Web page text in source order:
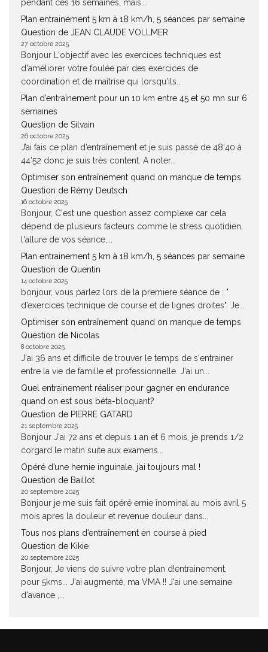
pendant ces 16 semaines, mais...
Plan entrainement 5 km à 18 km/h, 5 séances par semaine
Question de JEAN CLAUDE VOLLMER
27 octobre 2025
Bonjour L'objectif avec les exercices techniques est
d'améliorer votre foulée par des exercices de
coordination et de maîtrise qui lorsqu'ils...
Plan d’entraînement pour un 10 km entre 45 et 50 mn sur 6
semaines
Question de Silvain
26 octobre 2025
J’ai fais ce plan d’entraînement et je suis passé de 48’40 à
44’52 donc je suis très content. A noter...
Optimiser son entraînement quand on manque de temps
Question de Rémy Deutsch
16 octobre 2025
Bonjour, C'est une question assez complexe car cela
dépend de plusieurs facteurs comme le stress quotidien,
l'allure de vos séance,...
Plan entrainement 5 km à 18 km/h, 5 séances par semaine
Question de Quentin
14 octobre 2025
bonjour, vous parlez lors de la premiere séance de : "
d’exercices technique de course et de lignes droites". Je...
Optimiser son entraînement quand on manque de temps
Question de Nicolas
8 octobre 2025
J'ai 36 ans et difficile de trouver le temps de s'entrainer
entre la vie de famille et professionnelle. J'ai un...
Quel entrainement réaliser pour gagner en endurance
quand on est sous béta-bloquant?
Question de PIERRE GATARD
21 septembre 2025
Bonjour J'ai 72 ans et depuis 1 an et 6 mois, je prends 1/2
corgard le matin suite aux examens...
Opéré d’une hernie inguinale, j’ai toujours mal !
Question de Baillot
20 septembre 2025
Bonjour je me suis fait opéré ernie înominal au mois avril 5
mois apres la douleur et revenue douleur dans...
Tous nos plans d’entraînement en course à pied
Question de Kikie
20 septembre 2025
Bonjour, Je viens de suivre votre plan d!entrainement,
pour 5kms... J'ai augmenté, ma VMA !! J'ai une semaine
d'avance ,...